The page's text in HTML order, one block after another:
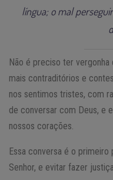
língua; o mal
Não é preciso ter
mais contraditórios e
nos sentimos tristes, com
de conversar com Deus, e
nossos corações.
Essa conversa é o
Senhor, e evitar fazer